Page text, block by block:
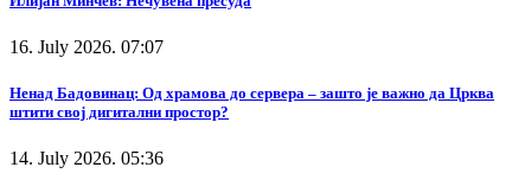
16. July 2026. 07:07
Ненад Бадовинац: Од храмова до сервера – зашто је важно да Црква
штити свој дигитални простор?
14. July 2026. 05:36